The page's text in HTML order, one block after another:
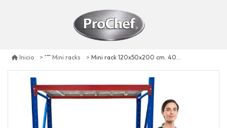
Inicio Mini racks Mini rack 120x50x200 cm. 400 kg. azul naranjo gris